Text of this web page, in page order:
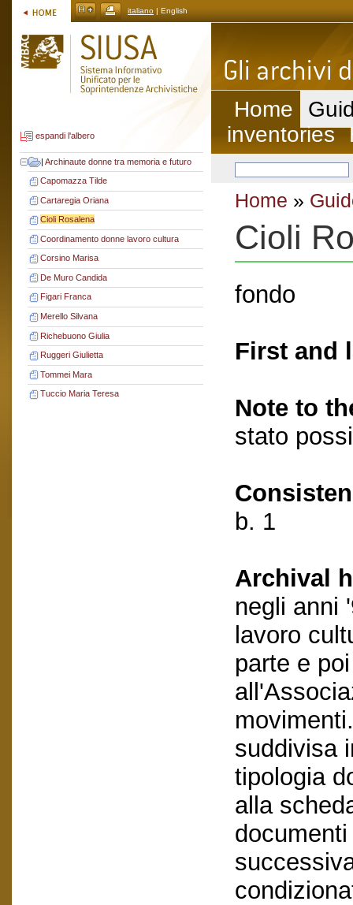
italiano | English
espandi l'albero
| Archinaute donne tra memoria e futuro
Capomazza Tilde
Cartaregia Oriana
Cioli Rosalena
Coordinamento donne lavoro cultura
Corsino Marisa
De Muro Candida
Figari Franca
Merello Silvana
Richebuono Giulia
Ruggeri Giulietta
Tommei Mara
Tuccio Maria Teresa
Home
inventories
Home »
Cioli
fondo
First and
Note to
stato
b. 1
Archival
negli anni
lavoro
parte e
suddivisa
tipologia
alla